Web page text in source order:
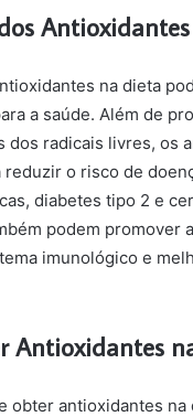
Antioxidantes
na dieta
a saúde. Além de
dos radicais livres, os
reduzir o risco de
diabetes tipo 2 e
podem promover
imunológico e
Antioxidantes
obter antioxidantes na